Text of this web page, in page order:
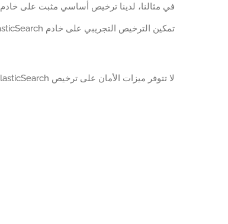
في مثالنا، لدينا ترخيص أساسي مثبت على خادم ElasticSearch.
تمكين الترخيص التجريبي على خادم ElasticSearch.
لا تتوفر ميزات الأمان على ترخيص ElasticSearch الأساسي.